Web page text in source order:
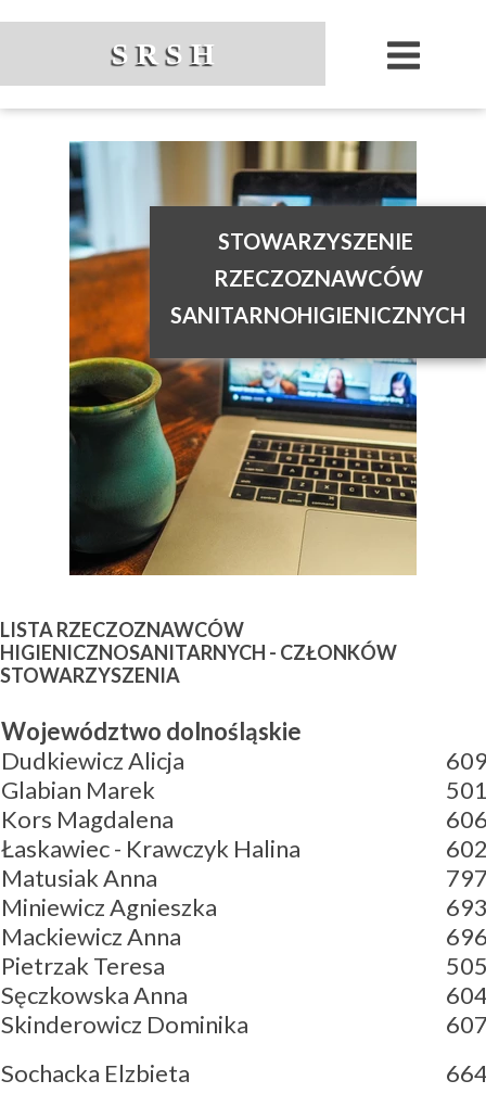
LISTA RZECZOZNAWCÓW
HIGIENICZNOSANITARNYCH - CZŁONKÓW
STOWARZYSZENIA
Województwo dolnośląskie
Dudkiewicz Alicja
Glabian Marek
Kors Magdalena
Łaskawiec - Krawczyk Halina
Matusiak Anna
Miniewicz Agnieszka
Mackiewicz Anna
Pietrzak Teresa
Sęczkowska Anna
Skinderowicz Dominika
Sochacka Elzbieta
STOWARZYSZENIE
RZECZOZNAWCÓW
SANITARNOHIGIENICZNYCH
S R S H